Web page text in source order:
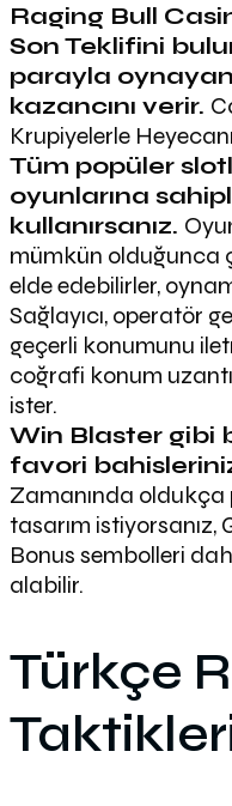
Raging Bull
Son Teklifini
parayla
kazancını verir.
Krupiyelerle
Tüm popüler
oyunlarına
kullanırsanız.
mümkün olduğunca
elde edebilirler,
Sağlayıcı, operatör
geçerli konumunu
coğrafi konum
ister.
Win Blaster gibi
favori
Zamanında
tasarım
Bonus sembolleri
alabilir.
Türkçe